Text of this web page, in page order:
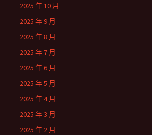
2025 年 10 月
2025 年 9 月
2025 年 8 月
2025 年 7 月
2025 年 6 月
2025 年 5 月
2025 年 4 月
2025 年 3 月
2025 年 2 月